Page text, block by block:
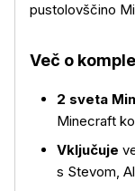
Več o izdelku
pustolovščino
Več o
2 sveta
Minecraft
Vključuje
s Stevom,